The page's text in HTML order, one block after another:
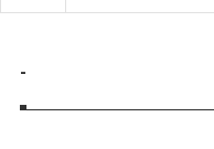
정
보
-